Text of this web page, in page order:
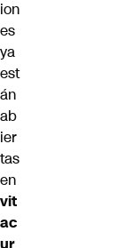
ion
es
ya
est
án
ab
ier
tas
en
vit
ac
ur